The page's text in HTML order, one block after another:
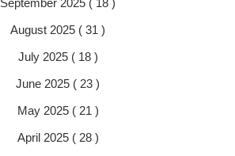
September 2025 ( 18 )
August 2025 ( 31 )
July 2025 ( 18 )
June 2025 ( 23 )
May 2025 ( 21 )
April 2025 ( 28 )